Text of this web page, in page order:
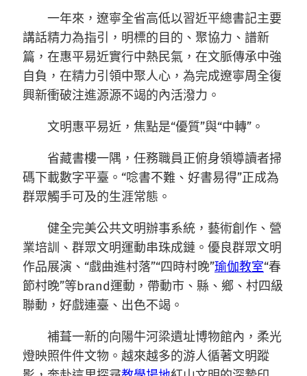
一年來，遼寧全省高低以習近平總書記主要
講話精力為指引，明標的目的、聚協力、譜新
篇，在惠平易近實行中熱民氣，在文脈傳承中強
自負，在精力引領中聚人心，為完成遼寧周全復
興新衝破注進源源不竭的內活潑力。
文明惠平易近，焦點是“優質”與“中轉”。
省藏書樓一隅，任務職員正俯身領導讀者掃
碼下載數字平臺。“唸書不難、好書易得”正成為
群眾觸手可及的生涯常態。
健全完美公共文明辦事系統，藝術創作、營
業培訓、群眾文明運動串珠成鏈。優良群眾文明
作品展演、“戲曲進村落”“四時村晚”瑜伽教室“春
節村晚”等brand運動，帶動市、縣、鄉、村四級
聯動，好戲連臺、出色不竭。
補葺一新的向陽牛河梁遺址博物館內，柔光
燈映照件件文物。越來越多的游人循著文明蹤